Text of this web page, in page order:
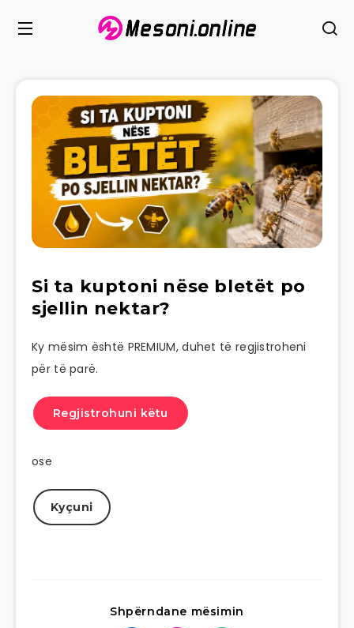
Si ta kuptoni nëse bletët po
sjellin nektar?
Ky mësim është PREMIUM, duhet të regjistroheni
për të parë.
Regjistrohuni këtu
ose
Kyçuni
Shpërndane mësimin